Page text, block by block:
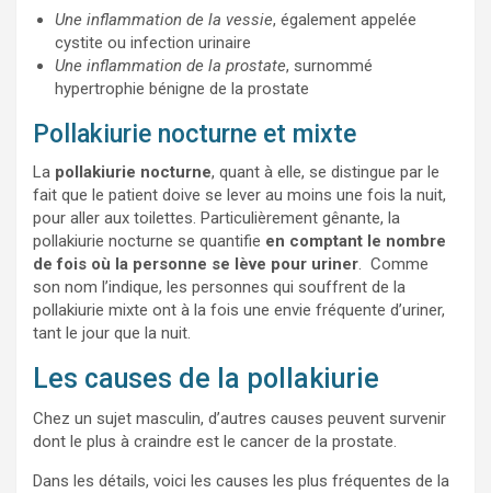
Une inflammation de la vessie, également appelée
cystite ou infection urinaire
Une inflammation de la prostate, surnommé
hypertrophie bénigne de la prostate
Pollakiurie nocturne et mixte
La pollakiurie nocturne, quant à elle, se distingue par le
fait que le patient doive se lever au moins une fois la nuit,
pour aller aux toilettes. Particulièrement gênante, la
pollakiurie nocturne se quantifie en comptant le nombre
de fois où la personne se lève pour uriner. Comme
son nom l’indique, les personnes qui souffrent de la
pollakiurie mixte ont à la fois une envie fréquente d’uriner,
tant le jour que la nuit.
Les causes de la pollakiurie
Chez un sujet masculin, d’autres causes peuvent survenir
dont le plus à craindre est le cancer de la prostate.
Dans les détails, voici les causes les plus fréquentes de la